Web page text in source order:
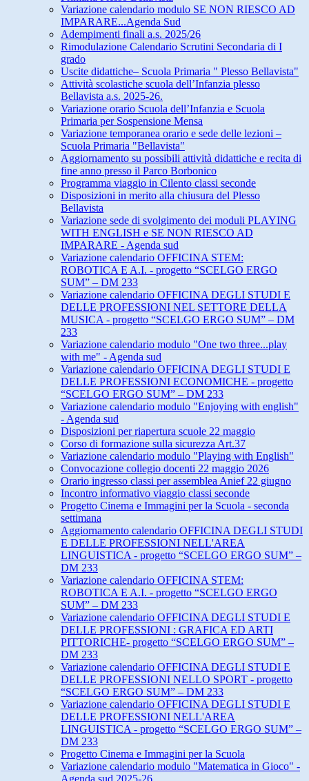
Variazione calendario modulo SE NON RIESCO AD
IMPARARE...Agenda Sud
Adempimenti finali a.s. 2025/26
Rimodulazione Calendario Scrutini Secondaria di I
grado
Uscite didattiche– Scuola Primaria " Plesso Bellavista"
Attività scolastiche scuola dell’Infanzia plesso
Bellavista a.s. 2025-26.
Variazione orario Scuola dell’Infanzia e Scuola
Primaria per Sospensione Mensa
Variazione temporanea orario e sede delle lezioni –
Scuola Primaria "Bellavista"
Aggiornamento su possibili attività didattiche e recita di
fine anno presso il Parco Borbonico
Programma viaggio in Cilento classi seconde
Disposizioni in merito alla chiusura del Plesso
Bellavista
Variazione sede di svolgimento dei moduli PLAYING
WITH ENGLISH e SE NON RIESCO AD
IMPARARE - Agenda sud
Variazione calendario OFFICINA STEM:
ROBOTICA E A.I. - progetto “SCELGO ERGO
SUM” – DM 233
Variazione calendario OFFICINA DEGLI STUDI E
DELLE PROFESSIONI NEL SETTORE DELLA
MUSICA - progetto “SCELGO ERGO SUM” – DM
233
Variazione calendario modulo "One two three...play
with me" - Agenda sud
Variazione calendario OFFICINA DEGLI STUDI E
DELLE PROFESSIONI ECONOMICHE - progetto
“SCELGO ERGO SUM” – DM 233
Variazione calendario modulo "Enjoying with english"
- Agenda sud
Disposizioni per riapertura scuole 22 maggio
Corso di formazione sulla sicurezza Art.37
Variazione calendario modulo "Playing with English"
Convocazione collegio docenti 22 maggio 2026
Orario ingresso classi per assemblea Anief 22 giugno
Incontro informativo viaggio classi seconde
Progetto Cinema e Immagini per la Scuola - seconda
settimana
Aggiornamento calendario OFFICINA DEGLI STUDI
E DELLE PROFESSIONI NELL'AREA
LINGUISTICA - progetto “SCELGO ERGO SUM” –
DM 233
Variazione calendario OFFICINA STEM:
ROBOTICA E A.I. - progetto “SCELGO ERGO
SUM” – DM 233
Variazione calendario OFFICINA DEGLI STUDI E
DELLE PROFESSIONI : GRAFICA ED ARTI
PITTORICHE- progetto “SCELGO ERGO SUM” –
DM 233
Variazione calendario OFFICINA DEGLI STUDI E
DELLE PROFESSIONI NELLO SPORT - progetto
“SCELGO ERGO SUM” – DM 233
Variazione calendario OFFICINA DEGLI STUDI E
DELLE PROFESSIONI NELL'AREA
LINGUISTICA - progetto “SCELGO ERGO SUM” –
DM 233
Progetto Cinema e Immagini per la Scuola
Variazione calendario modulo "Matematica in Gioco" -